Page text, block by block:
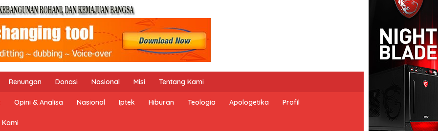
Renungan Donasi Nasional Misi Tentang Kami
Opini & Analisa Nasional Iptek Hiburan Teologia Apologetika Profil
Kami